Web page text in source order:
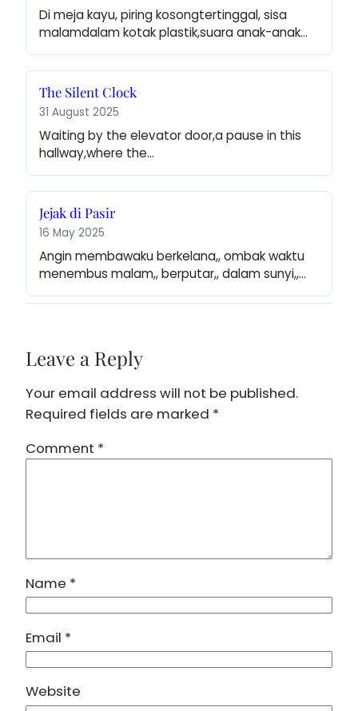
Di meja kayu, piring kosongtertinggal, sisa
malamdalam kotak plastik,suara anak-anak…
The Silent Clock
31 August 2025
Waiting by the elevator door,a pause in this
hallway,where the…
Jejak di Pasir
16 May 2025
Angin membawaku berkelana,, ombak waktu
menembus malam,, berputar,, dalam sunyi,,…
Leave a Reply
Your email address will not be published.
Required fields are marked *
Comment *
Name *
Email *
Website